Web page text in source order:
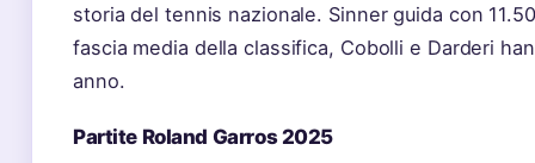
storia del tennis nazionale. Sinner guida con
fascia media della classifica, Cobolli e Darderi
anno.
Partite Roland Garros 2025